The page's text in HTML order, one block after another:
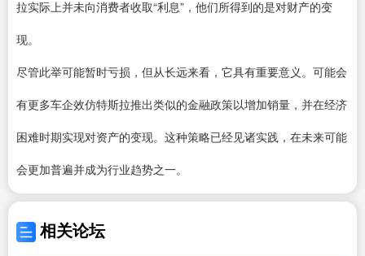
拉实际上并未向消费者收取“利息”，他们所得到的是对财产的变
现。
尽管此举可能暂时亏损，但从长远来看，它具有重要意义。可能会
有更多车企效仿特斯拉推出类似的金融政策以增加销量，并在经济
困难时期实现对资产的变现。这种策略已经见诸实践，在未来可能
会更加普遍并成为行业趋势之一。
相关论坛